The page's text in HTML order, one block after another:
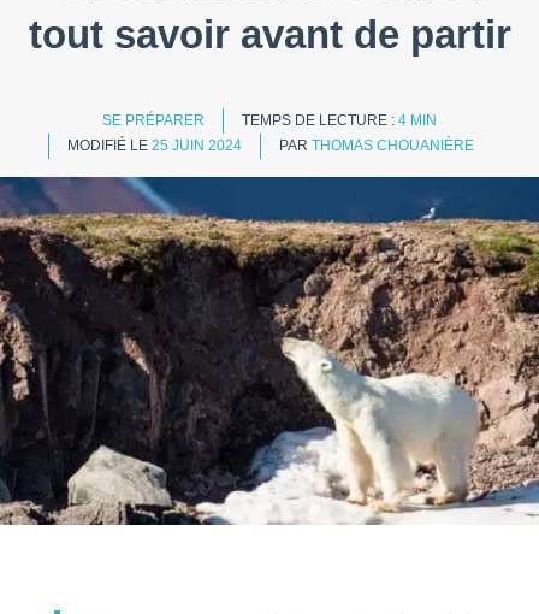
tout savoir avant de partir
SE PRÉPARER TEMPS DE LECTURE : 4 MIN
MODIFIÉ LE 25 JUIN 2024 PAR THOMAS CHOUANIÈRE